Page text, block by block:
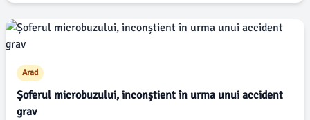
Arad
Șoferul microbuzului, inconștient în urma unui accident
grav